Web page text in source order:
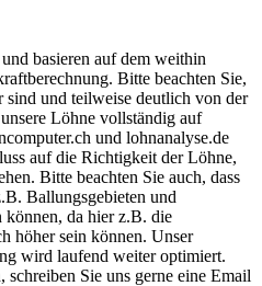
basieren auf dem weithin
Bitte beachten Sie,
sind und teilweise deutlich von der
Löhne vollständig auf
und lohnanalyse.de
auf die Richtigkeit der Löhne,
Bitte beachten Sie auch, dass
Ballungsgebieten und
können, da hier z.B. die
höher sein können. Unser
wird laufend weiter optimiert.
Sie uns gerne eine Email